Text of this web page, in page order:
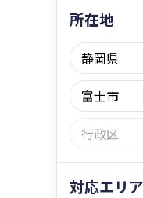
所在地
対応エリア